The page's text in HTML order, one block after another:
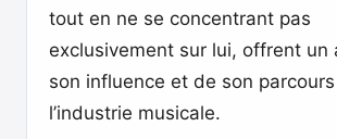
tout en ne se concentrant pas
exclusivement sur lui, offrent un
son influence et de son
l’industrie musicale.